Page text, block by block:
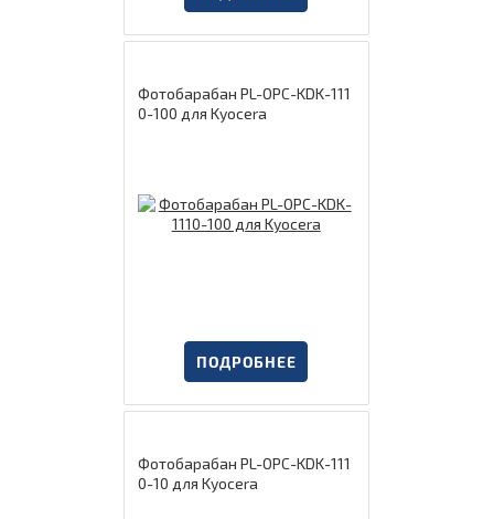
Фотобарабан PL-OPC-KDK-111
0-100 для Kyocera
ПОДРОБНЕЕ
Фотобарабан PL-OPC-KDK-111
0-10 для Kyocera